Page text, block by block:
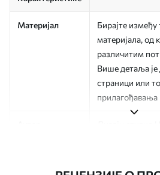
Материјал
Бирајте
материјала, од
различитим
Више детаља је
страници или
прилагођавања